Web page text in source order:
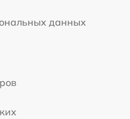
данных